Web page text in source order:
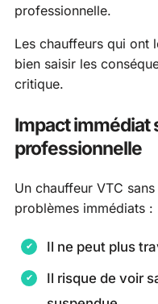
professionnelle.
Les chauffeurs qui ont
bien saisir les
critique.
Impact immédiat
professionnelle
Un chauffeur VTC
problèmes immédiats :
Il ne peut plus
Il risque de voir